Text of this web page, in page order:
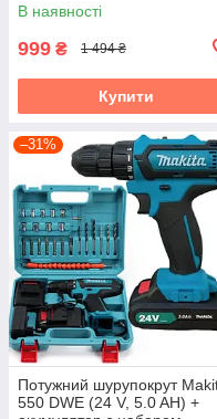
В наявності
999 ₴ 1 494 ₴
Купити
–31%
Потужний шурупокрут
550 DWE (24 V, 5.0 AH) +